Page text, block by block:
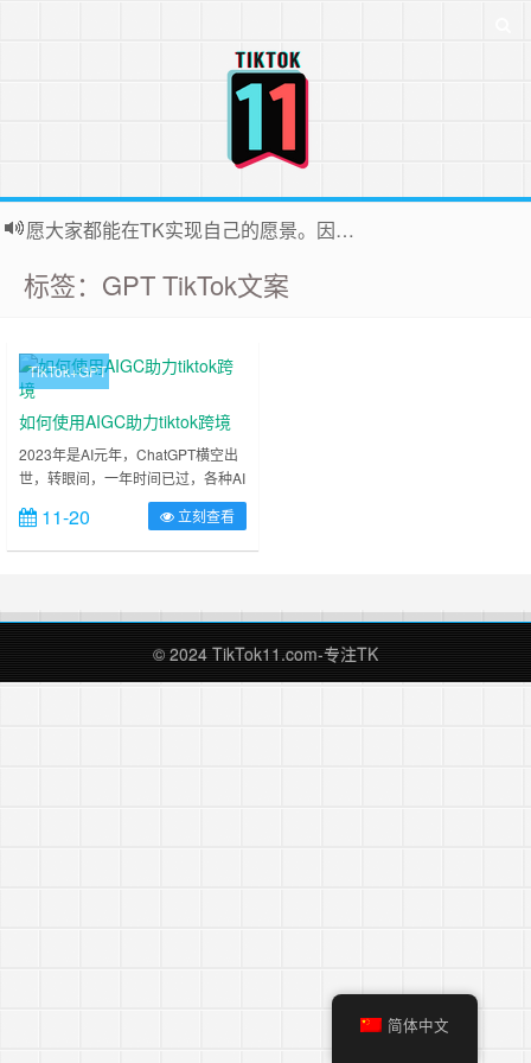
愿大家都能在TK实现自己的愿景。因为站长平时很忙，后台联系投稿无法全部回复，十分抱歉
标签：GPT TikTok文案
TikTok+GPT
如何使用AIGC助力tiktok跨境
2023年是AI元年，ChatGPT横空出
世，转眼间，一年时间已过，各种AI
模型已趋近成熟，AIGC风潮也非常
火热，特别是对于内容创作者来说，
内容创作有AI的加持可以做到事半功
可以，不管是从tiktok视频文案创
作，还是小店商品描述，媒体传播，
AI都可以帮助我们进行创作接下来，
11-20 立刻查看
© 2024 TikTok11.com-专注TK
简体中文